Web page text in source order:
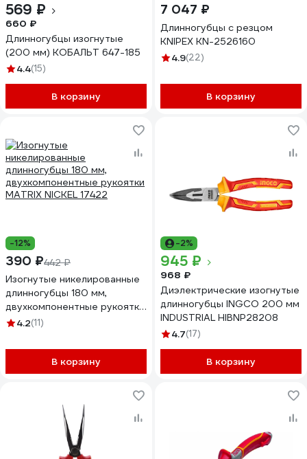
569 ₽
660 ₽
Длинногубцы изогнутые
(200 мм) КОБАЛЬТ 647-185
4.4(15)
В корзину
7 047 ₽
Длинногубцы с резцом
KNIPEX KN-2526160
4.9(22)
В корзину
-12%
390 ₽442 ₽
Изогнутые никелированные
длинногубцы 180 мм,
двухкомпонентные рукоятки
MATRIX NICKEL 17422
4.2(11)
В корзину
-2%
945 ₽
968 ₽
Диэлектрические изогнутые
длинногубцы INGCO 200 мм
INDUSTRIAL HIBNP28208
4.7(17)
В корзину